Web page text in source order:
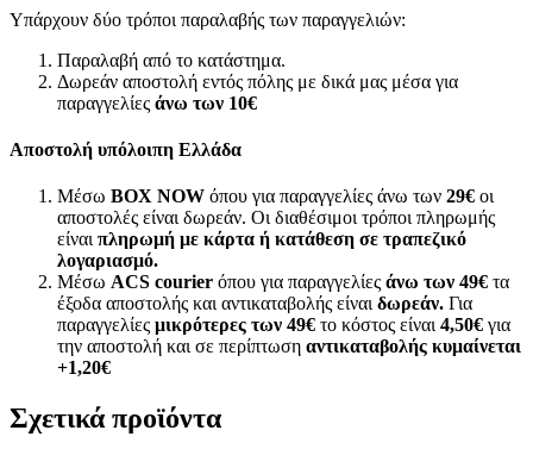
Υπάρχουν δύο τρόποι παραλαβής των παραγγελιών:
Παραλαβή από το κατάστημα.
Δωρεάν αποστολή εντός πόλης με δικά μας μέσα για
παραγγελίες άνω των 10€
Αποστολή υπόλοιπη Ελλάδα
Μέσω BOX NOW όπου για παραγγελίες άνω των 29€ οι
αποστολές είναι δωρεάν. Οι διαθέσιμοι τρόποι πληρωμής
είναι πληρωμή με κάρτα ή κατάθεση σε τραπεζικό
λογαριασμό.
Μέσω ACS courier όπου για παραγγελίες άνω των 49€ τα
έξοδα αποστολής και αντικαταβολής είναι δωρεάν. Για
παραγγελίες μικρότερες των 49€ το κόστος είναι 4,50€ για
την αποστολή και σε περίπτωση αντικαταβολής κυμαίνεται
+1,20€
Σχετικά προϊόντα